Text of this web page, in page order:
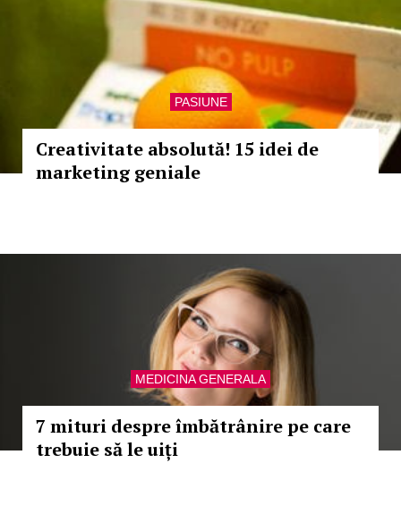
PASIUNE
Creativitate absolută! 15 idei de
marketing geniale
MEDICINA GENERALA
7 mituri despre îmbătrânire pe care
trebuie să le uiți